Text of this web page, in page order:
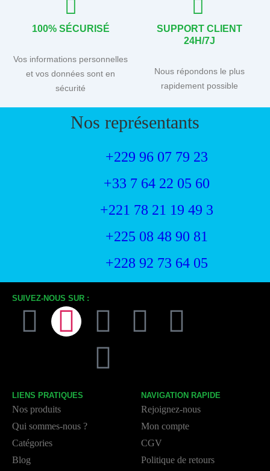
100% SÉCURISÉ
Vos informations personnelles
et vos données sont en
sécurité
SUPPORT CLIENT
24H/7J
Nous répondons le plus
rapidement possible
Nos représentants
+229 96 07 79 23
+33 7 64 22 05 60
+221 78 21 19 49 3
+225 08 48 90 81
+228 92 73 64 05
SUIVEZ-NOUS SUR :
LIENS PRATIQUES
Nos produits
Qui sommes-nous ?
Catégories
Blog
NAVIGATION RAPIDE
Rejoignez-nous
Mon compte
CGV
Politique de retours